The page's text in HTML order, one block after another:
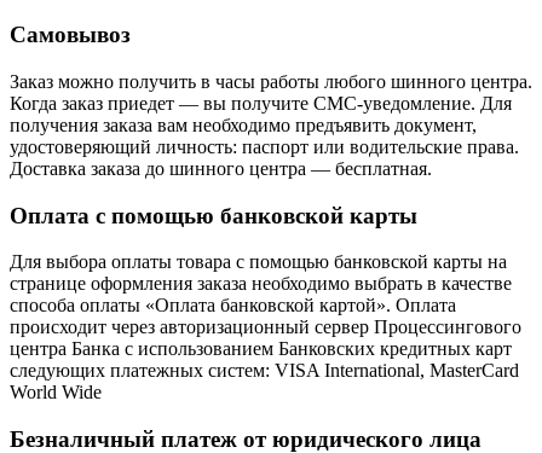
Самовывоз
Заказ можно получить в часы работы любого шинного центра.
Когда заказ приедет — вы получите СМС-уведомление. Для
получения заказа вам необходимо предъявить документ,
удостоверяющий личность: паспорт или водительские права.
Доставка заказа до шинного центра — бесплатная.
Оплата с помощью банковской карты
Для выбора оплаты товара с помощью банковской карты на
странице оформления заказа необходимо выбрать в качестве
способа оплаты «Оплата банковской картой». Оплата
происходит через авторизационный сервер Процессингового
центра Банка с использованием Банковских кредитных карт
следующих платежных систем: VISA International, MasterCard
World Wide
Безналичный платеж от юридического лица